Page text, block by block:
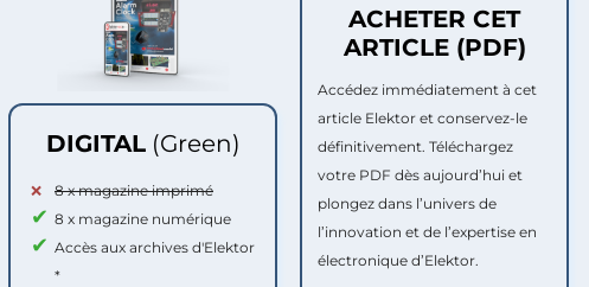
DIGITAL (Green)
8 x magazine imprimé
8 x magazine numérique
Accès aux archives d'Elektor
*
ACHETER CET
ARTICLE (PDF)
Accédez immédiatement à cet
article Elektor et conservez-le
définitivement. Téléchargez
votre PDF dès aujourd’hui et
plongez dans l’univers de
l’innovation et de l’expertise en
électronique d’Elektor.